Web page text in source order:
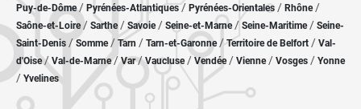
Puy-de-Dôme/ Pyrénées-Atlantiques / Pyrénées-Orientales / Rhône/
Saône-et-Loire/ Sarthe/ Savoie/ Seine-et-Marne/ Seine-Maritime/ Seine-
Saint-Denis /Somme/ Tarn / Tarn-et-Garonne/Territoire de Belfort / Val-
d'Oise/ Val-de-Marne/Var/Vaucluse/ Vendée/ Vienne/ Vosges / Yonne
/ Yvelines